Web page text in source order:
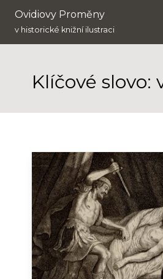
Ovidiovy Proměny
v historické knižní ilustraci
Klíčové slovo: